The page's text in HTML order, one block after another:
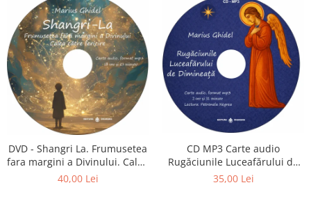
DVD - Shangri La. Frumusetea
fara margini a Divinului. Calea
catre fericire
40,00 Lei
CD MP3 Carte audio
Rugăciunile Luceafărului de
dimineață
35,00 Lei